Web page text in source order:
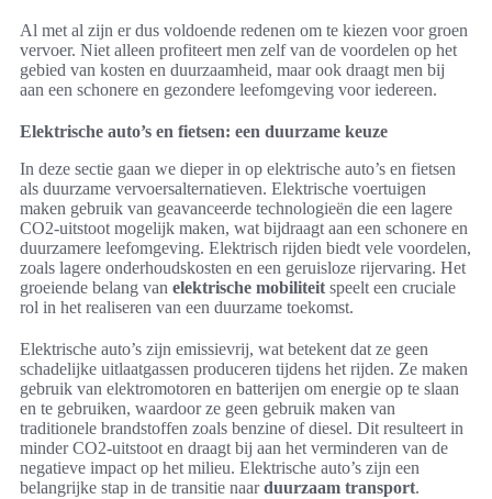
Al met al zijn er dus voldoende redenen om te kiezen voor groen
vervoer. Niet alleen profiteert men zelf van de voordelen op het
gebied van kosten en duurzaamheid, maar ook draagt men bij
aan een schonere en gezondere leefomgeving voor iedereen.
Elektrische auto’s en fietsen: een duurzame keuze
In deze sectie gaan we dieper in op elektrische auto’s en fietsen
als duurzame vervoersalternatieven. Elektrische voertuigen
maken gebruik van geavanceerde technologieën die een lagere
CO2-uitstoot mogelijk maken, wat bijdraagt aan een schonere en
duurzamere leefomgeving. Elektrisch rijden biedt vele voordelen,
zoals lagere onderhoudskosten en een geruisloze rijervaring. Het
groeiende belang van elektrische mobiliteit speelt een cruciale
rol in het realiseren van een duurzame toekomst.
Elektrische auto’s zijn emissievrij, wat betekent dat ze geen
schadelijke uitlaatgassen produceren tijdens het rijden. Ze maken
gebruik van elektromotoren en batterijen om energie op te slaan
en te gebruiken, waardoor ze geen gebruik maken van
traditionele brandstoffen zoals benzine of diesel. Dit resulteert in
minder CO2-uitstoot en draagt bij aan het verminderen van de
negatieve impact op het milieu. Elektrische auto’s zijn een
belangrijke stap in de transitie naarduurzaam transport.